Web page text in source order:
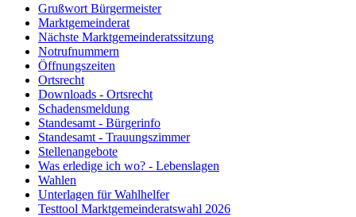
Grußwort Bürgermeister
Marktgemeinderat
Nächste Marktgemeinderatssitzung
Notrufnummern
Öffnungszeiten
Ortsrecht
Downloads - Ortsrecht
Schadensmeldung
Standesamt - Bürgerinfo
Standesamt - Trauungszimmer
Stellenangebote
Was erledige ich wo? - Lebenslagen
Wahlen
Unterlagen für Wahlhelfer
Testtool Marktgemeinderatswahl 2026